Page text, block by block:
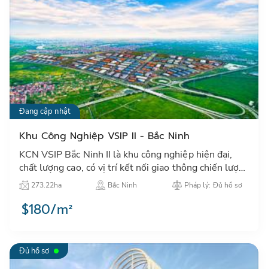
Đang cập nhật
Khu Công Nghiệp VSIP II - Bắc Ninh
KCN VSIP Bắc Ninh II là khu công nghiệp hiện đại,
chất lượng cao, có vị trí kết nối giao thông chiến lược
với định hướng thu hút đầu tư các ngành công nghệ
cao…
273.22ha Bắc Ninh Pháp lý: Đủ hồ sơ
$180/m²
Đủ hồ sơ